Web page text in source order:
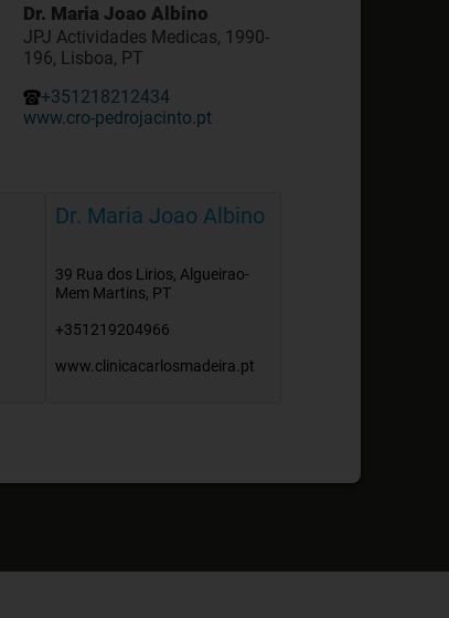
Dr. Maria Joao Albino
JPJ Actividades Medicas, 1990-
196, Lisboa, PT
+351218212434
www.cro-pedrojacinto.pt
Dr. Maria Joao Albino
39 Rua dos Lirios, Algueirao-
Mem Martins, PT
+351219204966
www.clinicacarlosmadeira.pt